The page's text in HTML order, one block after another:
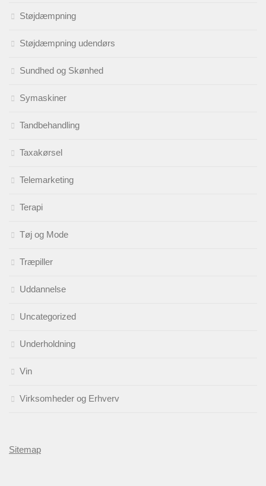
Støjdæmpning
Støjdæmpning udendørs
Sundhed og Skønhed
Symaskiner
Tandbehandling
Taxakørsel
Telemarketing
Terapi
Tøj og Mode
Træpiller
Uddannelse
Uncategorized
Underholdning
Vin
Virksomheder og Erhverv
Sitemap